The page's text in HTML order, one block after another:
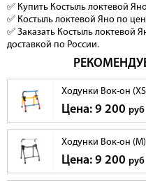
✅ Купить Костыль локтевой
✅ Костыль локтевой Яно по
✅ Заказать Костыль локтевой
доставкой по России.
Ходунки Вок-он
Цена: 9 200 руб
Ходунки Вок-он
Цена: 9 200 руб